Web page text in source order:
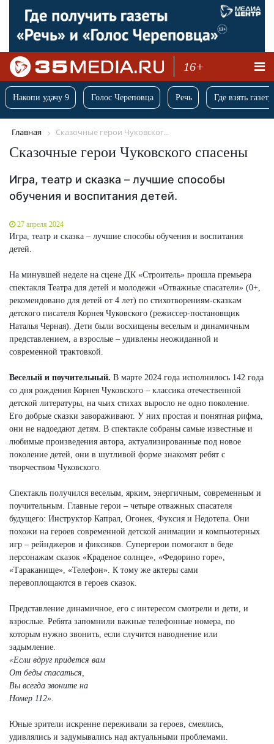
16+
Накопи удачу 9 Голос Череповца Речь Где взять
Главная Сказочные герои Чуковског...
Сказочные герои Чуковского спасены
Игра, театр и сказка – лучшие способы
обучения и воспитания детей.
27 апреля 2024
Игра, театр и сказка – лучшие способы обучения и воспитания
детей.
На минувшей неделе на сцене ДК «Строитель» прошла премьера
спектакля Театра для детей и молодежи «Отважные спасатели» (0+,
рекомендовано для детей от 4 лет) по стихотворениям-сказкам
детского писателя Корнея Чуковского (режиссер-постановщик
Наталья Черная). Дети были восхищены веселым и динамичным
представлением, а взрослые – удивлены неожиданной и
современной трактовкой.
Веселый и поучительный. В марте 2024 года исполнилось 142 года
со дня рождения Корнея Чуковского – классика отечественной
детской литературы, на чьих стихах выросло не одно поколение.
Его добрые сказки завораживают. У них простая и понятная рифма,
они не надоедают детям. В спектакле собраны самые известные и
любимые произведения автора, актуализированные под новое
поколение детей, они в шутливой форме знакомят ребят с
творчеством Чуковского.
Спектакль получился веселым, ярким, энергичным, современным и
поучительным. Главные герои – четыре отважных спасателя
будущего: Инструктор Капрал, Огонек, Фуксия и Недотепа. Они
похожи на героев современной детской анимации и компьютерных
игр – рейнджеров и фиксиков. Супергерои помогают в беде
персонажам сказок «Краденое солнце», «Федорино горе»,
«Тараканище», «Телефон». К тому же актеры сами
перевоплощаются в героев сказок.
Представление динамичное, его с интересом смотрели и дети, и
взрослые. Ребята запомнили важные телефонные номера, по
которым нужно звонить, если случится наводнение или
задымление.
«Если вдруг придется вам
От беды спасаться,
Вы всегда звоните на
Номер 112».
Юные зрители искренне переживали за героев, смеялись,
удивлялись и задумывались над актуальными проблемами.